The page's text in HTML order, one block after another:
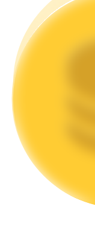
Гибкая ставка